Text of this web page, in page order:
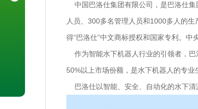
中国巴洛仕集团有限公司，是巴洛仕集
人员、300多名管理人员和1000多人的
得“巴洛仕”中文商标授权和国家专利。中
作为智能水下机器人行业的引领者，巴
50%以上市场份额，是水下机器人的专业
巴洛仕以智能、安全、自动化的水下清